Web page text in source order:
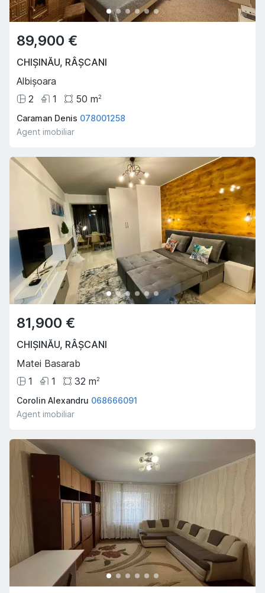
89,900 €
CHIȘINĂU, RÂȘCANI
Albișoara
2
1 50 m2
Caraman Denis 078001258
Agent imobiliar
81,900 €
CHIȘINĂU, RÂȘCANI
Matei Basarab
1
1 32 m2
Corolin Alexandru 068666091
Agent imobiliar